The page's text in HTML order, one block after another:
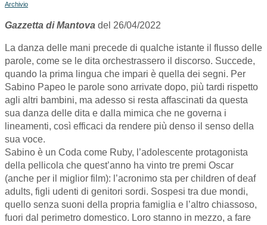
Archivio
Gazzetta di Mantova del 26/04/2022
La danza delle mani precede di qualche istante il flusso delle
parole, come se le dita orchestrassero il discorso. Succede,
quando la prima lingua che impari è quella dei segni. Per
Sabino Papeo le parole sono arrivate dopo, più tardi rispetto
agli altri bambini, ma adesso si resta affascinati da questa
sua danza delle dita e dalla mimica che ne governa i
lineamenti, così efficaci da rendere più denso il senso della
sua voce.
Sabino è un Coda come Ruby, l’adolescente protagonista
della pellicola che quest’anno ha vinto tre premi Oscar
(anche per il miglior film): l’acronimo sta per children of deaf
adults, figli udenti di genitori sordi. Sospesi tra due mondi,
quello senza suoni della propria famiglia e l’altro chiassoso,
fuori dal perimetro domestico. Loro stanno in mezzo, a fare